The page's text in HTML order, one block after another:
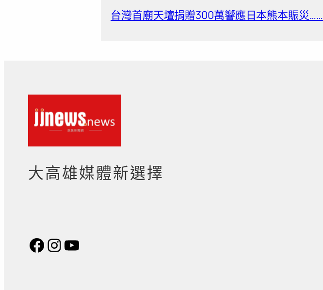
台灣首廟天壇捐贈300萬響應日本熊本賑災……
大高雄媒體新選擇
Facebook
Instagram
YouTube